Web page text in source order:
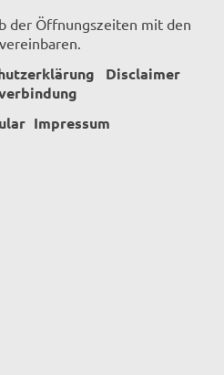
der Öffnungszeiten mit den
Disclaimer
Impressum